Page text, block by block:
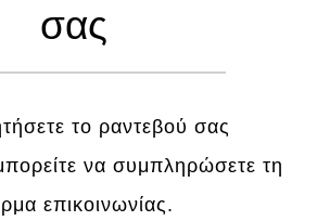
σας
το ραντεβού σας
να συμπληρώσετε τη
επικοινωνίας.